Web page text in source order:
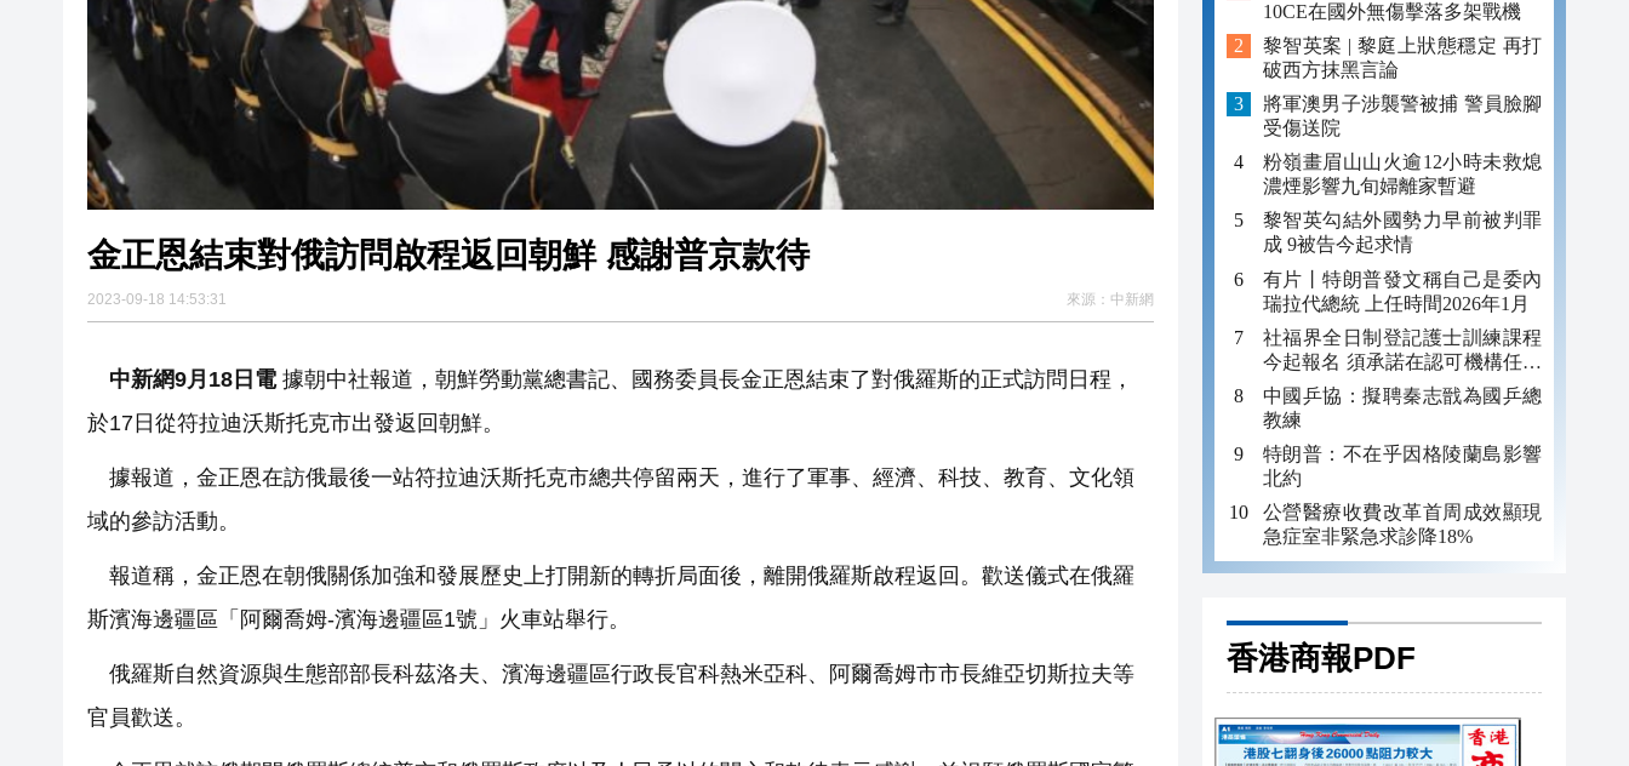
金正恩結束對俄訪問啟程返回朝鮮 感謝普京款待
2023-09-18 14:53:31 來源： 中新網
中新網9月18日電據朝中社報道，朝鮮勞動黨總書記、國務委員長金正恩結束了對俄羅斯的正式訪問日程，
於17日從符拉迪沃斯托克市出發返回朝鮮。
據報道，金正恩在訪俄最後一站符拉迪沃斯托克市總共停留兩天，進行了軍事、經濟、科技、教育、文化領
域的參訪活動。
報道稱，金正恩在朝俄關係加強和發展歷史上打開新的轉折局面後，離開俄羅斯啟程返回。歡送儀式在俄羅
斯濱海邊疆區「阿爾喬姆-濱海邊疆區1號」火車站舉行。
俄羅斯自然資源與生態部部長科茲洛夫、濱海邊疆區行政長官科熱米亞科、阿爾喬姆市市長維亞切斯拉夫等
官員歡送。
10CE在國外無傷擊落多架戰機
黎智英案 | 黎庭上狀態穩定 再打
破西方抹黑言論
將軍澳男子涉襲警被捕 警員臉腳
受傷送院
粉嶺畫眉山山火逾12小時未救熄
濃煙影響九旬婦離家暫避
黎智英勾結外國勢力早前被判罪
成 9被告今起求情
有片丨特朗普發文稱自己是委內
瑞拉代總統 上任時間2026年1月
社福界全日制登記護士訓練課程
今起報名 須承諾在認可機構任職
至少三年
中國乒協：擬聘秦志戩為國乒總
教練
特朗普：不在乎因格陵蘭島影響
北約
公營醫療收費改革首周成效顯現
急症室非緊急求診降18%
香港商報PDF